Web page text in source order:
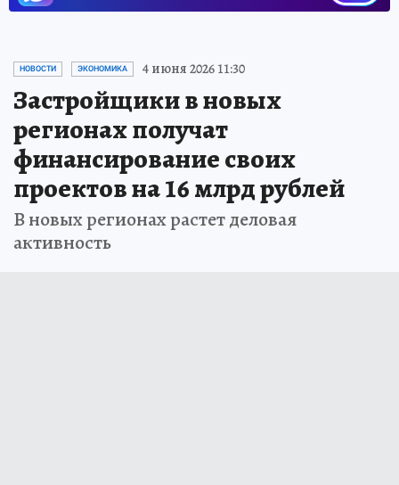
НОВОСТИ ЭКОНОМИКА 4 июня 2026 11:30
Застройщики в новых
регионах получат
финансирование своих
проектов на 16 млрд рублей
В новых регионах растет деловая
активность